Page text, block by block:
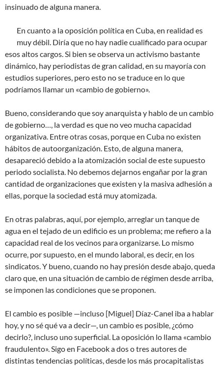
insinuado de alguna manera.
En cuanto a la oposición política en Cuba, en realidad es
muy débil. Diría que no hay nadie cualificado para ocupar
esos altos cargos. Si bien se observa un activismo bastante
dinámico, hay periodistas de gran calidad, en su mayoría con
estudios superiores, pero esto no se traduce en lo que
podríamos llamar un «cambio de gobierno».
Bueno, considerando que soy anarquista y hablo de un cambio
de gobierno…, la verdad es que no veo mucha capacidad
organizativa. Entre otras cosas, porque en Cuba no existen
hábitos de autoorganización. Esto, de alguna manera,
desapareció debido a la atomización social de este supuesto
periodo socialista. No debemos dejarnos engañar por la gran
cantidad de organizaciones que existen y la masiva adhesión a
ellas, porque la sociedad está muy atomizada.
En otras palabras, aquí, por ejemplo, arreglar un tanque de
agua en el tejado de un edificio es un problema; me refiero a la
capacidad real de los vecinos para organizarse. Lo mismo
ocurre, por supuesto, en el mundo laboral, es decir, en los
sindicatos. Y bueno, cuando no hay presión desde abajo, queda
claro que, en una situación de cambio de régimen desde arriba,
se imponen las condiciones que se proponen.
El cambio es posible —incluso [Miguel] Díaz-Canel iba a hablar
hoy, y no sé qué va a decir—, un cambio es posible, ¿cómo
decirlo?, incluso uno superficial. La oposición lo llama «cambio
fraudulento». Sigo en Facebook a dos o tres autores de
distintas tendencias políticas, desde los más procapitalistas